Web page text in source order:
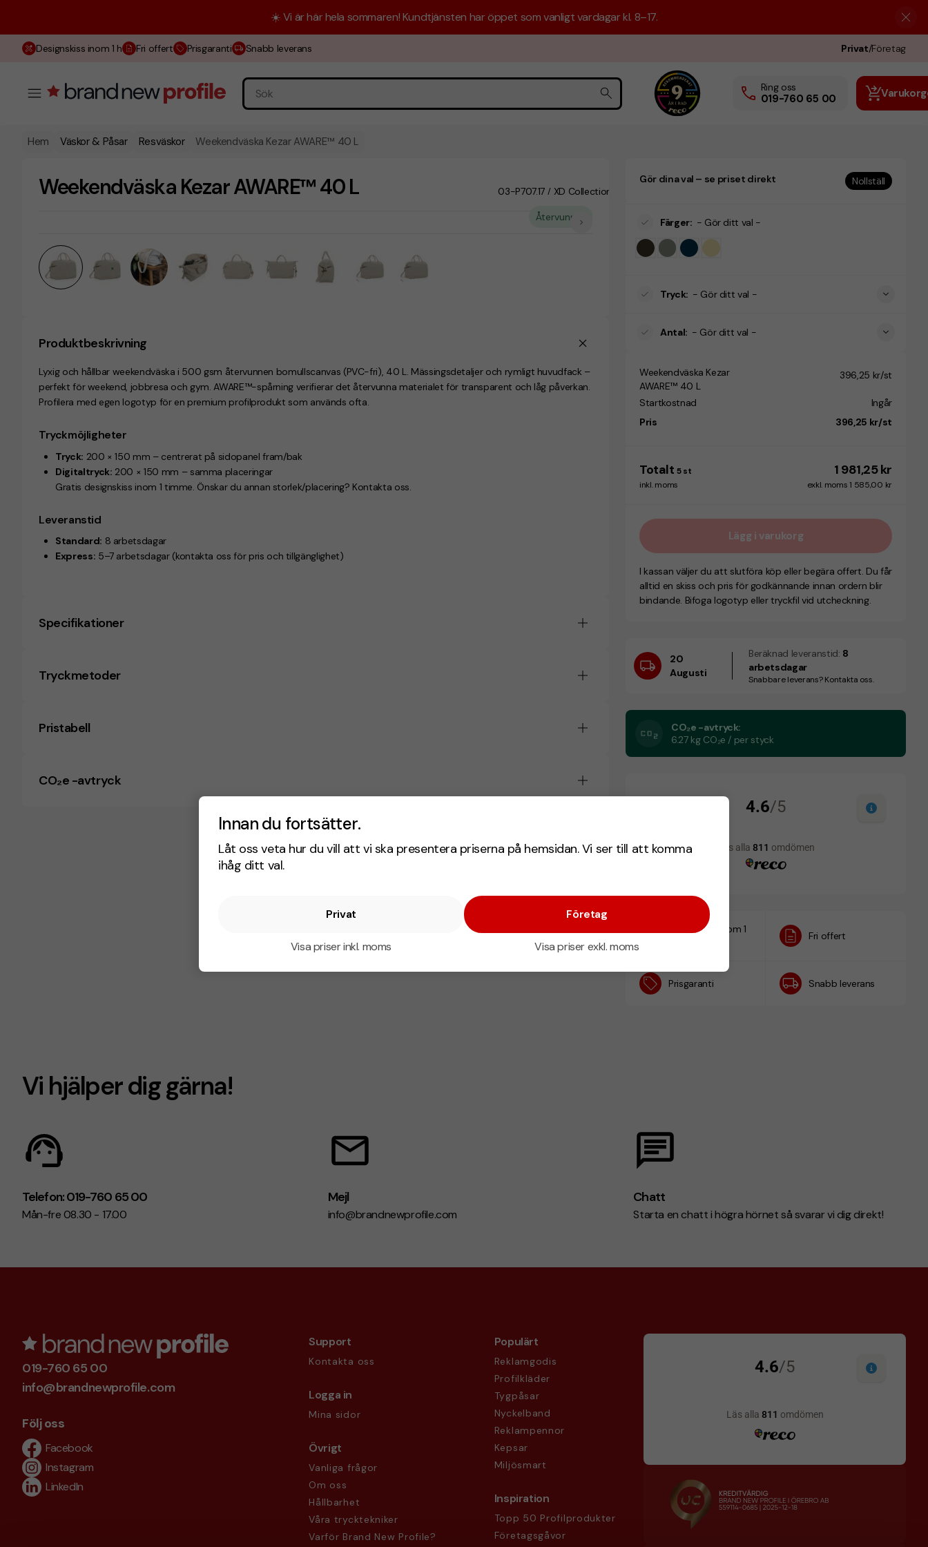
Innan du fortsätter.
Låt oss veta hur du vill att vi ska presentera priserna på hemsidan. Vi ser till att komma
ihåg ditt val.
Privat
Visa priser inkl. moms
Företag
Visa priser exkl. moms
☀️ Vi är här hela sommaren! Kundtjänsten har öppet som vanligt vardagar kl. 8–17.
Designskiss inom 1 h Fri offert Prisgaranti Snabb leverans Privat/Företag
Ring oss
019-760 65 00
Hem Väskor & Påsar Resväskor Weekendväska Kezar AWARE™ 40 L
Weekendväska Kezar AWARE™ 40 L 03-P707.17 / XD Collection
Återvunnet
Produktbeskrivning
Lyxig och hållbar weekendväska i 500 gsm återvunnen bomullscanvas (PVC-fri), 40 L. Mässingsdetaljer och rymligt huvudfack –
perfekt för weekend, jobbresa och gym. AWARE™-spårning verifierar det återvunna materialet för transparent och låg påverkan.
Profilera med egen logotyp för en premium profilprodukt som används ofta.
Tryckmöjligheter
Tryck: 200 × 150 mm – centrerat på sidopanel fram/bak
Digitaltryck: 200 × 150 mm – samma placeringar
Gratis designskiss inom 1 timme. Önskar du annan storlek/placering? Kontakta oss.
Leveranstid
Standard: 8 arbetsdagar
Express: 5–7 arbetsdagar (kontakta oss för pris och tillgänglighet)
Specifikationer
Tryckmetoder
Pristabell
CO₂e -avtryck
Gör dina val – se priset direkt Nollställ
Färger: - Gör ditt val -
Tryck: - Gör ditt val -
Antal: - Gör ditt val -
Weekendväska Kezar
AWARE™ 40 L
396,25 kr/st
Startkostnad
Ingår
Pris
396,25 kr/st
Totalt 5 st 1 981,25 kr
inkl. moms exkl. moms 1 585,00 kr
Lägg i varukorg
I kassan väljer du att slutföra köp eller begära offert. Du får
alltid en skiss och pris för godkännande innan ordern blir
bindande. Bifoga logotyp eller tryckfil vid utcheckning.
20
Augusti
Beräknad leveranstid: 8
arbetsdagar
Snabbare leverans? Kontakta oss.
CO₂e -avtryck:
6.27 kg CO₂e / per styck
Designskiss inom 1
Fri offert
Prisgaranti Snabb leverans
Vi hjälper dig gärna!
Telefon: 019-760 65 00
Mån-fre 08.30 - 17.00
Mejl
info@brandnewprofile.com
Chatt
Starta en chatt i högra hörnet så svarar vi dig direkt!
019-760 65 00
info@brandnewprofile.com
Följ oss
Facebook
Instagram
LinkedIn
Support
Kontakta oss
Logga in
Mina sidor
Övrigt
Vanliga frågor
Om oss
Hållbarhet
Våra trycktekniker
Varför Brand New Profile?
Populärt
Reklamgodis
Profilkläder
Tygpåsar
Nyckelband
Reklampennor
Kepsar
Miljösmart
Inspiration
Topp 50 Profilprodukter
Företagsgåvor